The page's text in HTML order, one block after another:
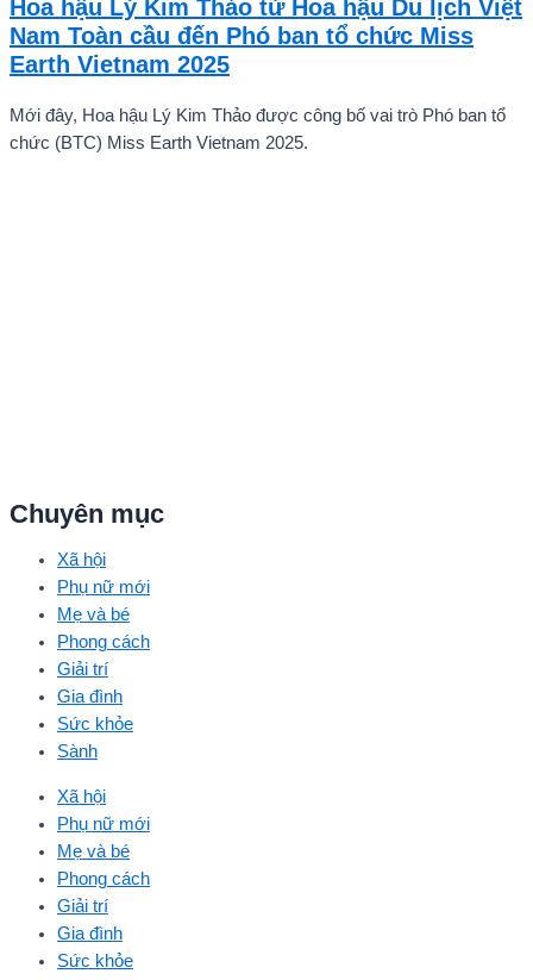
ấn tượng mạnh với giọng hát trữ tình sâu lắng, mang đậm hơi thở
quê hương.
Hoa hậu Lý Kim Thảo từ Hoa hậu Du lịch Việt
Nam Toàn cầu đến Phó ban tổ chức Miss
Earth Vietnam 2025
Mới đây, Hoa hậu Lý Kim Thảo được công bố vai trò Phó ban tổ
chức (BTC) Miss Earth Vietnam 2025.
Chuyên mục
Xã hội
Phụ nữ mới
Mẹ và bé
Phong cách
Giải trí
Gia đình
Sức khỏe
Sành
Xã hội
Phụ nữ mới
Mẹ và bé
Phong cách
Giải trí
Gia đình
Sức khỏe